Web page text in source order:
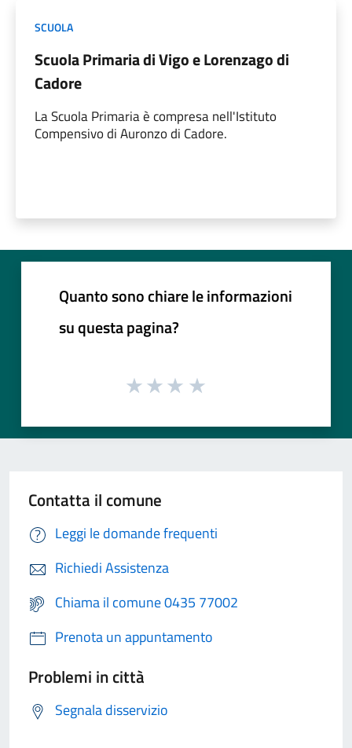
SCUOLA
Scuola Primaria di Vigo e Lorenzago di
Cadore
La Scuola Primaria è compresa nell'Istituto
Compensivo di Auronzo di Cadore.
Quanto sono chiare le informazioni
su questa pagina?
Contatta il comune
Leggi le domande frequenti
Richiedi Assistenza
Chiama il comune 0435 77002
Prenota un appuntamento
Problemi in città
Segnala disservizio